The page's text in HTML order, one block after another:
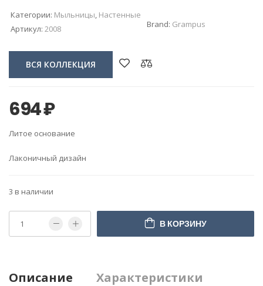
Категории: Мыльницы, Настенные
Артикул: 2008 Brand: Grampus
ВСЯ КОЛЛЕКЦИЯ
694₽
Литое основание
Лаконичный дизайн
3 в наличии
В КОРЗИНУ
Описание Характеристики